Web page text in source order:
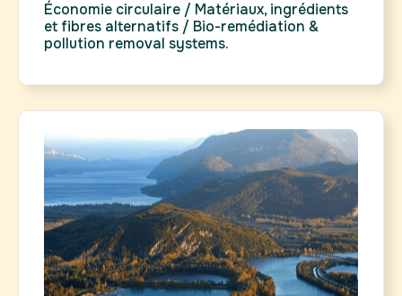
Économie circulaire / Matériaux, ingrédients
et fibres alternatifs / Bio-remédiation &
pollution removal systems.